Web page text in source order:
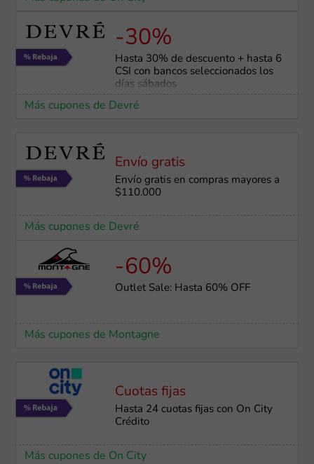
-30%
Hasta 30% de descuento + hasta 6
CSI con bancos seleccionados los
días sábados
Más cupones de Devré
Envío gratis
Envío gratis en compras mayores a
$110.000
Más cupones de Devré
-60%
Outlet Sale: Hasta 60% OFF
Más cupones de Montagne
Cuotas fijas
Hasta 24 cuotas fijas con On City
Crédito
Más cupones de On City